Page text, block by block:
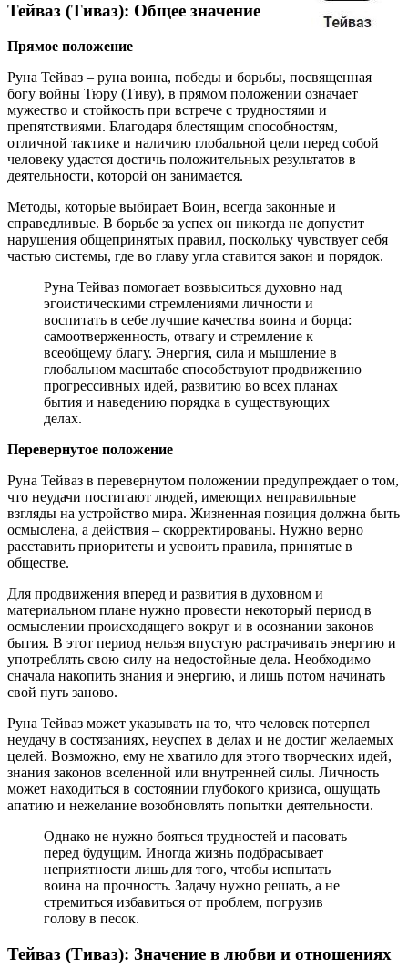
Тейваз (Тиваз): Общее значение
Прямое положение
Руна Тейваз – руна воина, победы и борьбы, посвященная
богу войны Тюру (Тиву), в прямом положении означает
мужество и стойкость при встрече с трудностями и
препятствиями. Благодаря блестящим способностям,
отличной тактике и наличию глобальной цели перед собой
человеку удастся достичь положительных результатов в
деятельности, которой он занимается.
Методы, которые выбирает Воин, всегда законные и
справедливые. В борьбе за успех он никогда не допустит
нарушения общепринятых правил, поскольку чувствует себя
частью системы, где во главу угла ставится закон и порядок.
Руна Тейваз помогает возвыситься духовно над
эгоистическими стремлениями личности и
воспитать в себе лучшие качества воина и борца:
самоотверженность, отвагу и стремление к
всеобщему благу. Энергия, сила и мышление в
глобальном масштабе способствуют продвижению
прогрессивных идей, развитию во всех планах
бытия и наведению порядка в существующих
делах.
Перевернутое положение
Руна Тейваз в перевернутом положении предупреждает о том,
что неудачи постигают людей, имеющих неправильные
взгляды на устройство мира. Жизненная позиция должна быть
осмыслена, а действия – скорректированы. Нужно верно
расставить приоритеты и усвоить правила, принятые в
обществе.
Для продвижения вперед и развития в духовном и
материальном плане нужно провести некоторый период в
осмыслении происходящего вокруг и в осознании законов
бытия. В этот период нельзя впустую растрачивать энергию и
употреблять свою силу на недостойные дела. Необходимо
сначала накопить знания и энергию, и лишь потом начинать
свой путь заново.
Руна Тейваз может указывать на то, что человек потерпел
неудачу в состязаниях, неуспех в делах и не достиг желаемых
целей. Возможно, ему не хватило для этого творческих идей,
знания законов вселенной или внутренней силы. Личность
может находиться в состоянии глубокого кризиса, ощущать
апатию и нежелание возобновлять попытки деятельности.
Однако не нужно бояться трудностей и пасовать
перед будущим. Иногда жизнь подбрасывает
неприятности лишь для того, чтобы испытать
воина на прочность. Задачу нужно решать, а не
стремиться избавиться от проблем, погрузив
голову в песок.
Тейваз (Тиваз): Значение в любви и отношениях